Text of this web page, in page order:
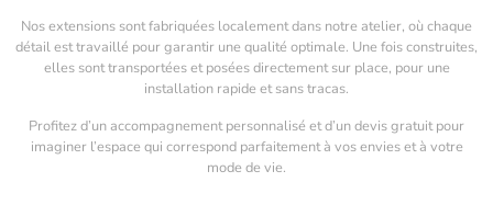
Nos extensions sont fabriquées localement dans notre atelier, où chaque
détail est travaillé pour garantir une qualité optimale. Une fois construites,
elles sont transportées et posées directement sur place, pour une
installation rapide et sans tracas.
Profitez d’un accompagnement personnalisé et d’un devis gratuit pour
imaginer l’espace qui correspond parfaitement à vos envies et à votre
mode de vie.